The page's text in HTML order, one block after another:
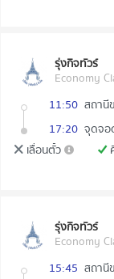
รุ่งกิจทัวร์
Economy
11:50 สถานี
17:20 จุดจอ
เลื่อนตั๋ว
รุ่งกิจทัวร์
Economy
15:45 สถานี